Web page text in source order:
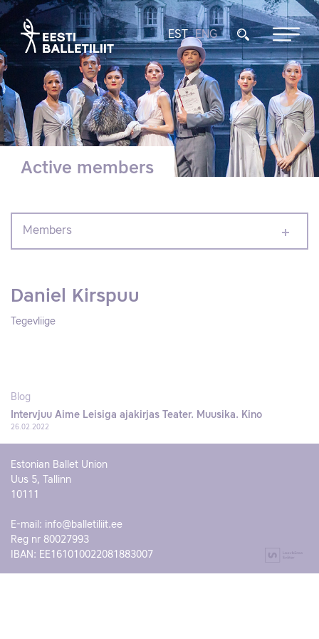
EST ENG
Active members
Members
Daniel Kirspuu
Tegevliige
Blog
Intervjuu Aime Leisiga ajakirjas Teater. Muusika. Kino
26.02.2022
Estonian Ballet Union
Uus 5, Tallinn
10111
E-mail: info@balletiliit.ee
Reg nr 80027993
IBAN: EE161010022081883007